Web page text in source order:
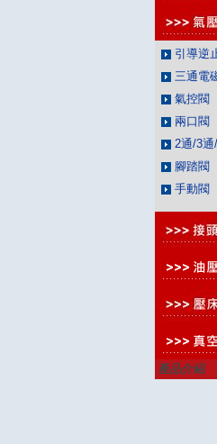
引導逆
三通電
氣控閥
兩口閥
2通/3通
腳踏閥
手動閥
產品介紹